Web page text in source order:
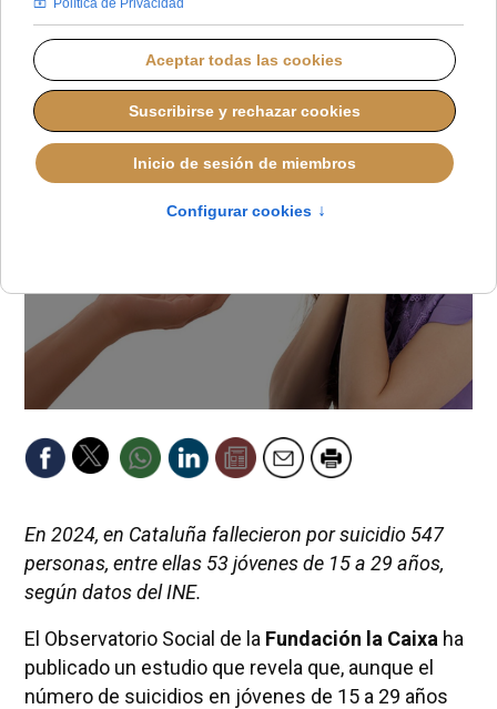
En 2024, en Cataluña fallecieron por suicidio 547
personas, entre ellas 53 jóvenes de 15 a 29 años,
según datos del INE.
El Observatorio Social de la Fundación la Caixa ha
publicado un estudio que revela que, aunque el
número de suicidios en jóvenes de 15 a 29 años